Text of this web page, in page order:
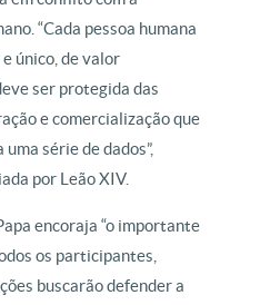
“Cada pessoa humana
único, de valor
ser protegida das
e comercialização que
série de dados”,
por Leão XIV.
encoraja “o importante
os participantes,
buscarão defender a